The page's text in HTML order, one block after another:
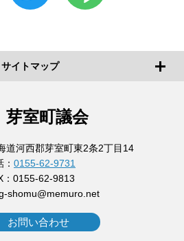
サイトマップ
芽室町議会
河西郡芽室町東2条2丁目14
0155-62-9731
：0155-62-9813
shomu@memuro.net
お問い合わせ